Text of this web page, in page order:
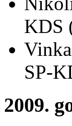
KDS
SP-
2009.